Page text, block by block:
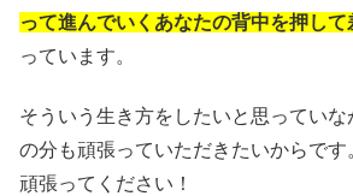
って進んでいくあなたの背中を押し
っています。
そういう生き方をしたいと思ってい
の分も頑張っていただきたいからです
頑張ってください！